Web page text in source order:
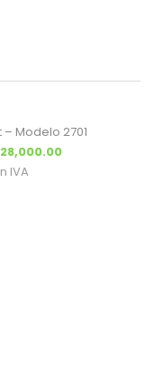
Modelo 2701
original era:
IVA